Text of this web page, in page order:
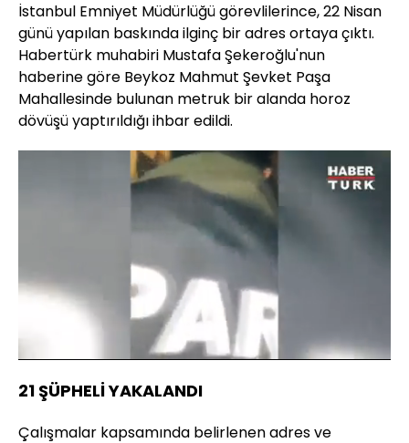
İstanbul Emniyet Müdürlüğü görevlilerince, 22 Nisan
günü yapılan baskında ilginç bir adres ortaya çıktı.
Habertürk muhabiri Mustafa Şekeroğlu'nun
haberine göre Beykoz Mahmut Şevket Paşa
Mahallesinde bulunan metruk bir alanda horoz
dövüşü yaptırıldığı ihbar edildi.
Aç
Yüklendi
100.00%
Oynatma
Hızı
21 ŞÜPHELİ YAKALANDI
Çalışmalar kapsamında belirlenen adres ve